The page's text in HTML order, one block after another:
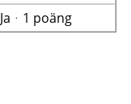
Jaᆞ1 poäng